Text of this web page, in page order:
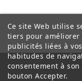
Ce site Web utilise
tiers pour améliorer
publicités liées à
habitudes de
consentement à
bouton Accepter.